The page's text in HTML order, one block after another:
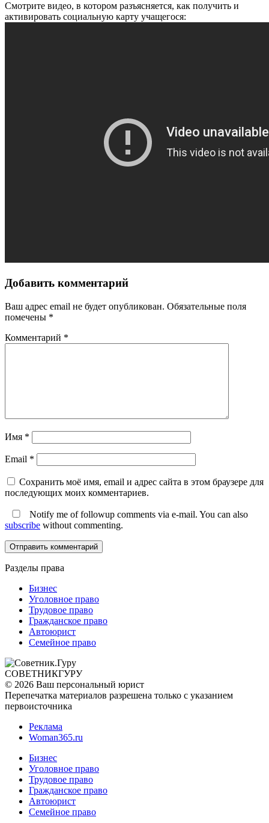
Смотрите видео, в котором разъясняется, как получить и
активировать социальную карту учащегося:
Добавить комментарий
Ваш адрес email не будет опубликован. Обязательные поля
помечены *
Комментарий *
Имя *
Email *
Сохранить моё имя, email и адрес сайта в этом браузере для
последующих моих комментариев.
Notify me of followup comments via e-mail. You can also
subscribe without commenting.
Разделы права
Бизнес
Уголовное право
Трудовое право
Гражданское право
Автоюрист
Семейное право
СОВЕТНИКГУРУ
© 2026 Ваш персональный юрист
Перепечатка материалов разрешена только с указанием
первоисточника
Реклама
Woman365.ru
Бизнес
Уголовное право
Трудовое право
Гражданское право
Автоюрист
Семейное право